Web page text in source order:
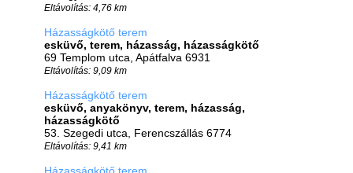
Eltávolítás: 4,76 km
Házasságkötő terem
esküvő, terem, házasság, házasságkötő
69 Templom utca, Apátfalva 6931
Eltávolítás: 9,09 km
Házasságkötő terem
esküvő, anyakönyv, terem, házasság,
házasságkötő
53. Szegedi utca, Ferencszállás 6774
Eltávolítás: 9,41 km